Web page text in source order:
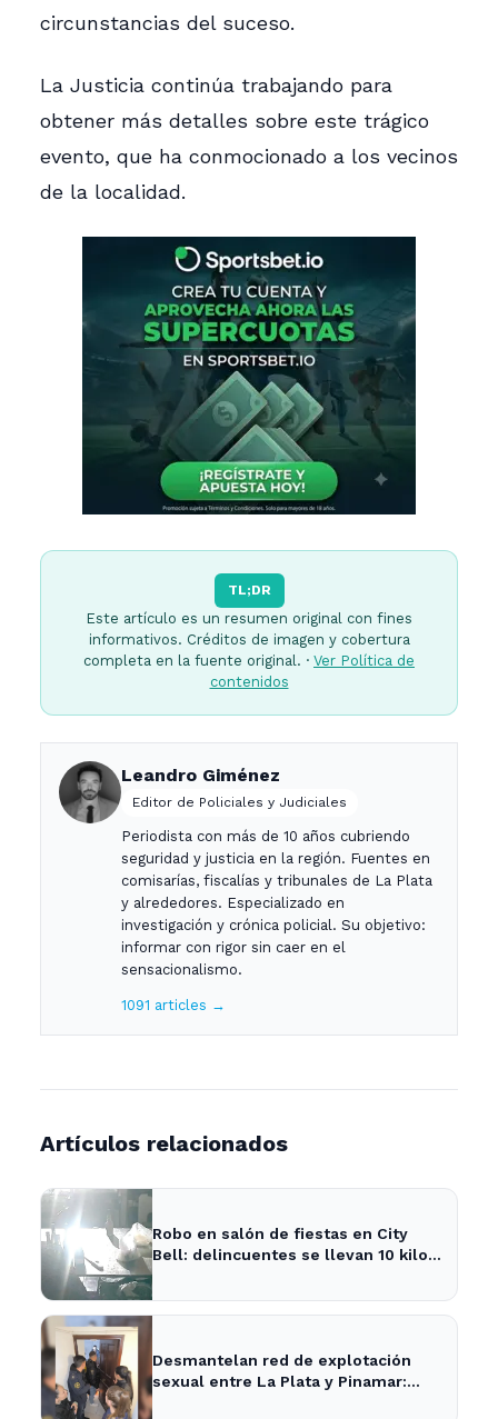
circunstancias del suceso.
La Justicia continúa trabajando para
obtener más detalles sobre este trágico
evento, que ha conmocionado a los vecinos
de la localidad.
TL;DR
Este artículo es un resumen original con fines
informativos. Créditos de imagen y cobertura
completa en la fuente original. · Ver Política de
contenidos
Leandro Giménez
Editor de Policiales y Judiciales
Periodista con más de 10 años cubriendo
seguridad y justicia en la región. Fuentes en
comisarías, fiscalías y tribunales de La Plata
y alrededores. Especializado en
investigación y crónica policial. Su objetivo:
informar con rigor sin caer en el
sensacionalismo.
1091 articles →
Artículos relacionados
Robo en salón de fiestas en City
Bell: delincuentes se llevan 10 kilos
Desmantelan red de explotación
sexual entre La Plata y Pinamar: